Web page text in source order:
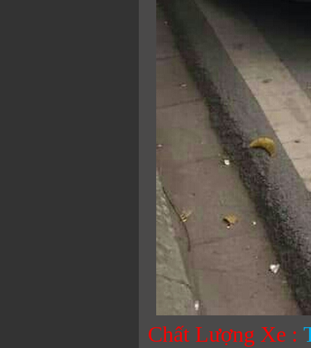
Chất Lượng Xe :